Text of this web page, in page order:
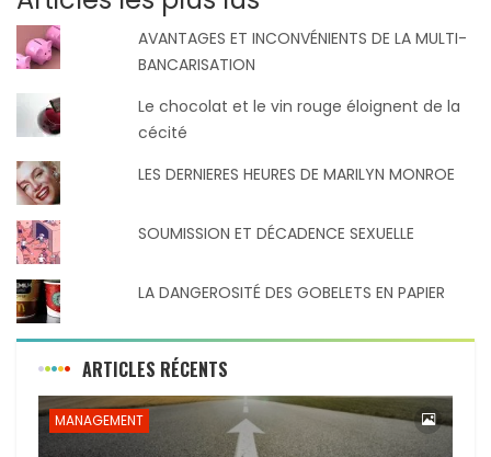
AVANTAGES ET INCONVÉNIENTS DE LA MULTI-
BANCARISATION
Le chocolat et le vin rouge éloignent de la
cécité
LES DERNIERES HEURES DE MARILYN MONROE
SOUMISSION ET DÉCADENCE SEXUELLE
LA DANGEROSITÉ DES GOBELETS EN PAPIER
ARTICLES RÉCENTS
MANAGEMENT